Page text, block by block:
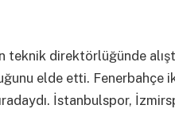
teknik direktörlüğünde
elde etti. Fenerbahçe
İstanbulspor,